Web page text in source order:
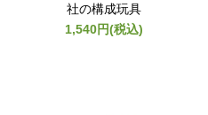
社の構成玩具
1,540円(税込)